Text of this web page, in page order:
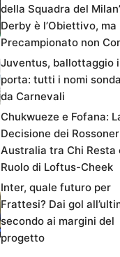
della Squadra del
Derby è l’Obiettivo, ma
Precampionato non
Juventus, ballottaggio
porta: tutti i nomi
da Carnevali
Chukwueze e Fofana:
Decisione dei
Australia tra Chi Resta
Ruolo di Loftus-Cheek
Inter, quale futuro per
Frattesi? Dai gol
secondo ai margini del
progetto